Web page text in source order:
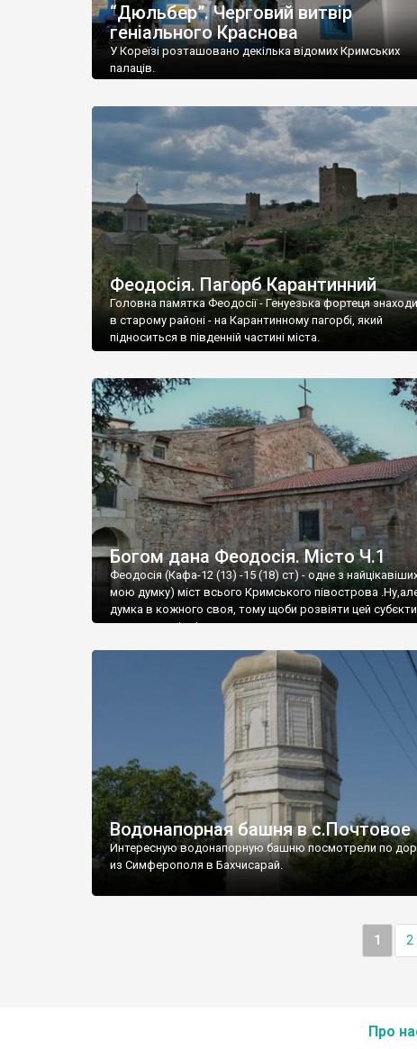
“Дюльбер”. Черговий витвір
геніального Краснова
У Кореїзі розташовано декілька відомих Кримських
палаців.
Феодосія. Пагорб Карантинний
Головна памятка Феодосії - Генуезька фортеця
в старому районі - на Карантинному пагорбі, який
підноситься в південній частині міста.
Богом дана Феодосія. Місто Ч.1
Феодосія (Кафа-12 (13) -15 (18) ст) - одне з
мою думку) міст всього Кримського півострова
думка в кожного своя, тому щоби розвіяти цей
запрошую відвідати це
Водонапорная башня в с.Почтовое
Интересную водонапорную башню посмотрели по
из Симферополя в Бахчисарай.
1 2
Про